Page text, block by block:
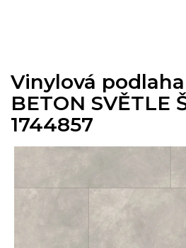
Vinylová
BETON SVĚTLE
1744857